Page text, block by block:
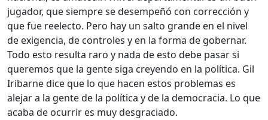
jugador, que siempre se desempeñó con corrección y
que fue reelecto. Pero hay un salto grande en el nivel
de exigencia, de controles y en la forma de gobernar.
Todo esto resulta raro y nada de esto debe pasar si
queremos que la gente siga creyendo en la política. Gil
Iribarne dice que lo que hacen estos problemas es
alejar a la gente de la política y de la democracia. Lo que
acaba de ocurrir es muy desgraciado.